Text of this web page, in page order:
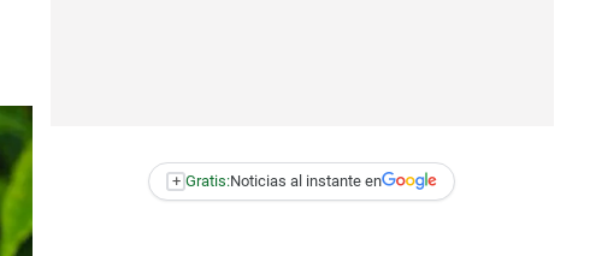
+ Gratis:Noticias al instante en